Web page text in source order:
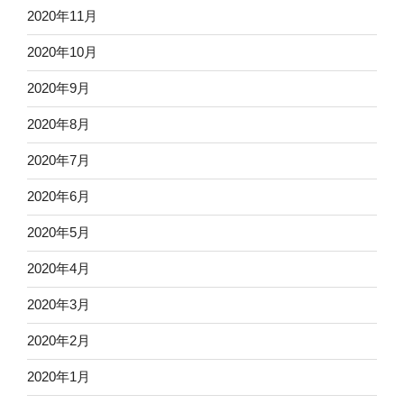
2020年11月
2020年10月
2020年9月
2020年8月
2020年7月
2020年6月
2020年5月
2020年4月
2020年3月
2020年2月
2020年1月